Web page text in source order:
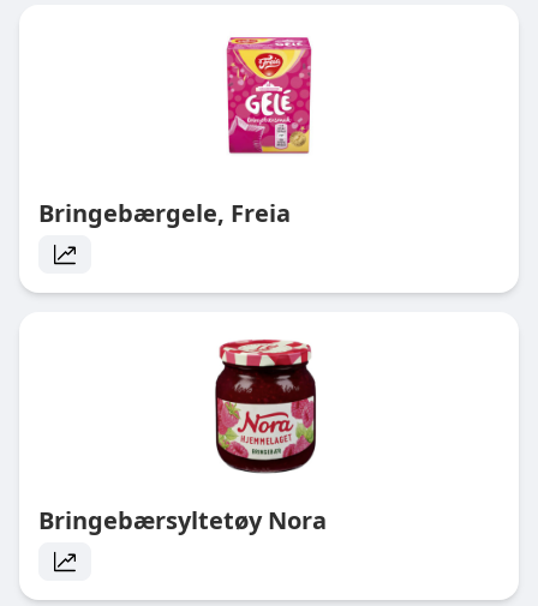
Bringebærgele, Freia
Bringebærsyltetøy Nora